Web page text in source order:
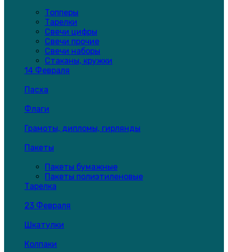
Топперы
Тарелки
Свечи цифры
Свечи прочие
Свечи наборы
Стаканы, кружки
14 Февраля
Пасха
Флаги
Грамоты, дипломы, гирлянды
Пакеты
Пакеты бумажные
Пакеты полиэтиленовые
Тарелка
23 Февраля
Шкатулки
Колпаки